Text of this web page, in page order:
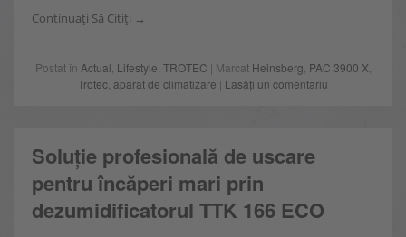
Continuați Să Citiți
Postat în Actual Lifestyle TROTEC | Marcat Heinsberg PAC 3900 X
Trotec aparat de climatizare | Lasăți un comentariu
Soluție profesională de uscare
pentru încăperi mari prin
dezumidificatorul TTK 166 ECO